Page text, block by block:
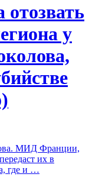
у
МИД Франции,
их в
где и …